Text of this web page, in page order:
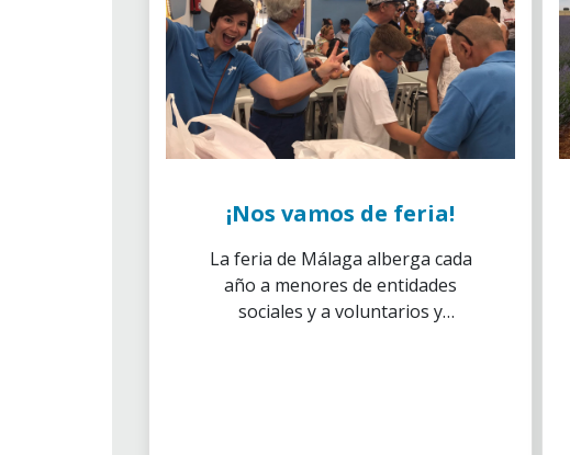
¡Nos vamos de feria!
La feria de Málaga alberga cada
año a menores de entidades
sociales y a voluntarios y